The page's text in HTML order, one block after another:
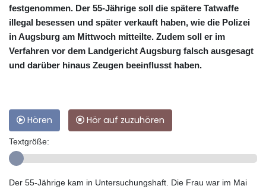
festgenommen. Der 55-Jährige soll die spätere Tatwaffe
illegal besessen und später verkauft haben, wie die Polizei
in Augsburg am Mittwoch mitteilte. Zudem soll er im
Verfahren vor dem Landgericht Augsburg falsch ausgesagt
und darüber hinaus Zeugen beeinflusst haben.
Hören Hör auf zuzuhören
Textgröße:
Der 55-Jährige kam in Untersuchungshaft. Die Frau war im Mai